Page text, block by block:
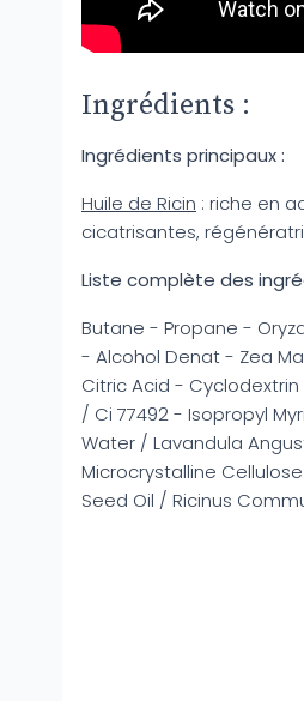
Ingrédients :
Ingrédients principaux :
Huile de Ricin : riche en
cicatrisantes,
Liste complète des
Butane - Propane -
- Alcohol Denat - Zea
Citric Acid - Cyclodextrin
/ Ci 77492 - Isopropyl
Water / Lavandula
Microcrystalline
Seed Oil / Ricinus